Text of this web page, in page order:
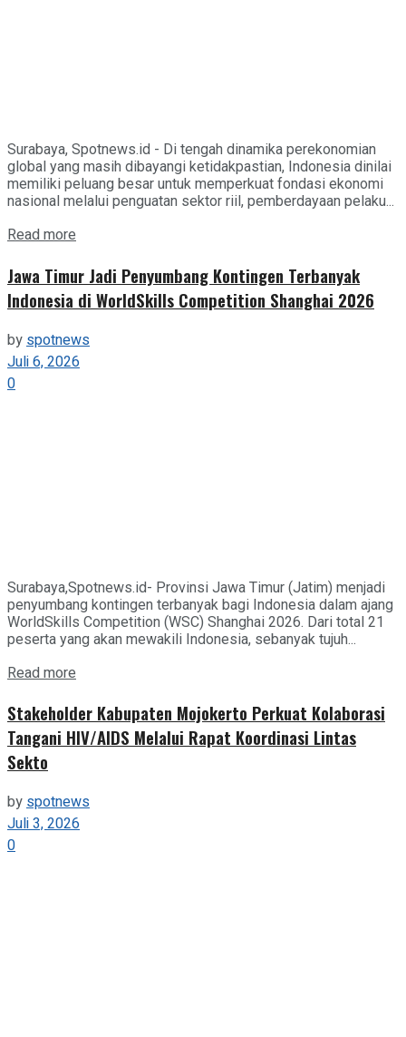
Surabaya, Spotnews.id - Di tengah dinamika perekonomian
global yang masih dibayangi ketidakpastian, Indonesia dinilai
memiliki peluang besar untuk memperkuat fondasi ekonomi
nasional melalui penguatan sektor riil, pemberdayaan pelaku...
Read more
Jawa Timur Jadi Penyumbang Kontingen Terbanyak
Indonesia di WorldSkills Competition Shanghai 2026
by spotnews
Juli 6, 2026
0
Surabaya,Spotnews.id- Provinsi Jawa Timur (Jatim) menjadi
penyumbang kontingen terbanyak bagi Indonesia dalam ajang
WorldSkills Competition (WSC) Shanghai 2026. Dari total 21
peserta yang akan mewakili Indonesia, sebanyak tujuh...
Read more
Stakeholder Kabupaten Mojokerto Perkuat Kolaborasi
Tangani HIV/AIDS Melalui Rapat Koordinasi Lintas
Sekto
byspotnews
Juli 3, 2026
0